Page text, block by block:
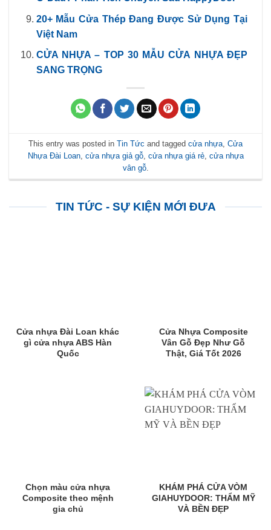
20+ Mẫu Cửa Thép Đang Được Sử Dụng Tại
Việt Nam
CỬA NHỰA – TOP 30 MẪU CỬA NHỰA ĐẸP
SANG TRỌNG
This entry was posted in Tin Tức and tagged cửa nhựa Cửa
Nhựa Đài Loan, cửa nhựa giả gỗ, cửa nhựa giá rẻ, cửa nhựa
vân gỗ.
TIN TỨC - SỰ KIỆN MỚI ĐƯA
Cửa nhựa Đài Loan khác
gì cửa nhựa ABS Hàn
Quốc
Cửa Nhựa Composite
Vân Gỗ Đẹp Như Gỗ
Thật, Giá Tốt 2026
Chọn màu cửa nhựa
Composite theo mệnh
gia chủ
KHÁM PHÁ CỬA VÒM
GIAHUYDOOR: THẨM MỸ
VÀ BỀN ĐẸP